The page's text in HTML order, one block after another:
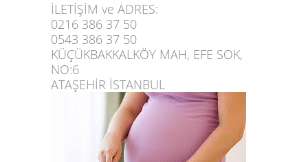
İLETİŞİM ve ADRES:
0216 386 37 50
0543 386 37 50
KÜÇÜKBAKKALKÖY MAH, EFE SOK,
NO:6
ATAŞEHİR İSTANBUL